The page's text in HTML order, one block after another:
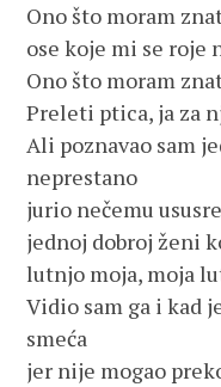
Ono što moram
ose koje mi se roje
Ono što moram
Preleti ptica, ja za
Ali poznavao sam
neprestano
jurio nečemu
jednoj dobroj ženi
lutnjo moja, moja
Vidio sam ga i kad
smeća
jer nije mogao